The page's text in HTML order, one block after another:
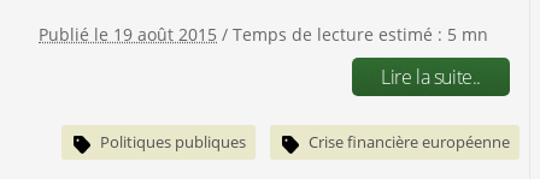
Publié le 19 août 2015 / Temps de lecture estimé : 5 mn
Lire la suite..
Politiques publiques Crise financière européenne